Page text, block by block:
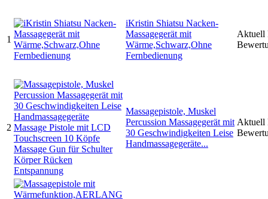
1
iKristin Shiatsu Nacken-
Massagegerät mit
Wärme,Schwarz,Ohne
Fernbedienung
Aktuell
2
Massagepistole, Muskel
Percussion Massagegerät mit
30 Geschwindigkeiten Leise
Handmassagegeräte...
Aktuell